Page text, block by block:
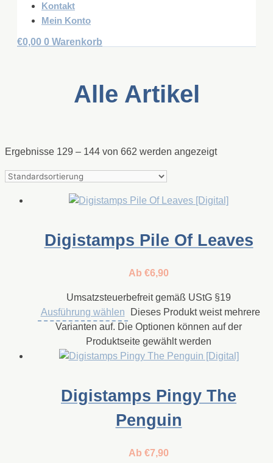
Kontakt
Mein Konto
€0,00 0 Warenkorb
Alle Artikel
Ergebnisse 129 – 144 von 662 werden angezeigt
Digistamps Pile Of Leaves
Ab €6,90
Umsatzsteuerbefreit gemäß UStG §19
Ausführung wählen
Dieses Produkt weist mehrere
Varianten auf. Die Optionen können auf der
Produktseite gewählt werden
Digistamps Pingy The
Penguin
Ab €7,90